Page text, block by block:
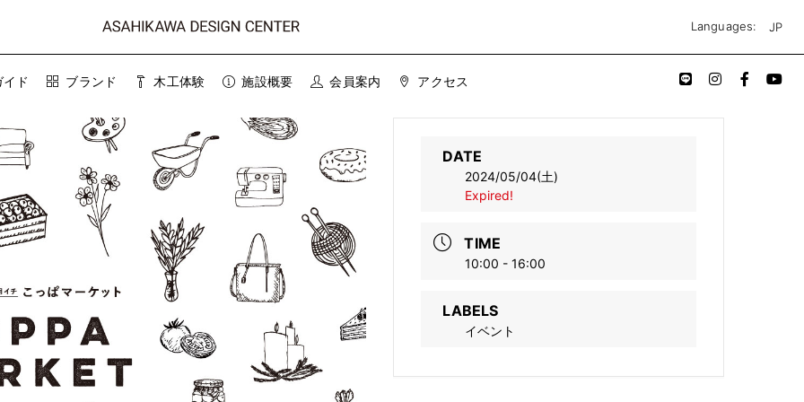
Languages: JP
ド ブランド 木工体験 施設概要 会員案内 アクセス
DATE
2024/05/04(土)
Expired!
TIME
10:00 - 16:00
LABELS
イベント